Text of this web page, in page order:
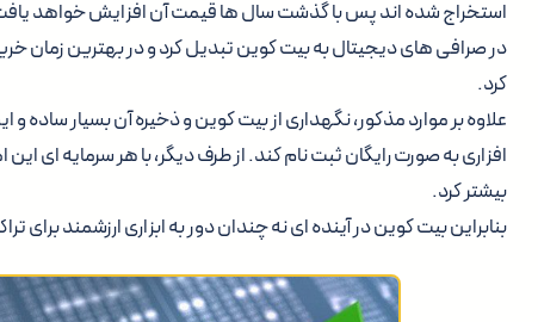
استخراج شده اند پس با گذشت سال ها قیمت آن افزایش خواهد یافت.
در صرافی های دیجیتال به بیت کوین تبدیل کرد و در بهترین زمان
کرد.
علاوه بر موارد مذکور، نگهداری از بیت کوین و ذخیره آن بسیار ساده
افزاری به صورت رایگان ثبت نام کند. از طرف دیگر، با هر سرمایه ای
بیشتر کرد.
بنابراین بیت کوین در آینده ای نه چندان دور به ابزاری ارزشمند